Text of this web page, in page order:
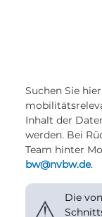
Suchen Sie
Inhalt der
werden. Bei
Team hinter
bw@nvbw.de.
Die